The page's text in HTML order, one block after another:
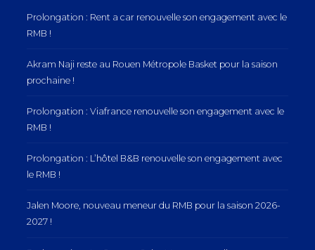
Prolongation : Rent a car renouvelle son engagement avec le
RMB !
Akram Naji reste au Rouen Métropole Basket pour la saison
prochaine !
Prolongation : Viafrance renouvelle son engagement avec le
RMB !
Prolongation : L’hôtel B&B renouvelle son engagement avec
le RMB !
Jalen Moore, nouveau meneur du RMB pour la saison 2026-
2027 !